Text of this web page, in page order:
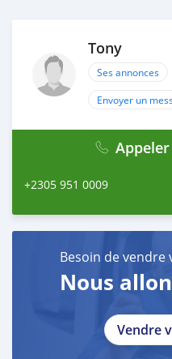
Tony
Ses annonces
Envoyer un
+2305 951 0009
Besoin de vendre
Nous
Vendre